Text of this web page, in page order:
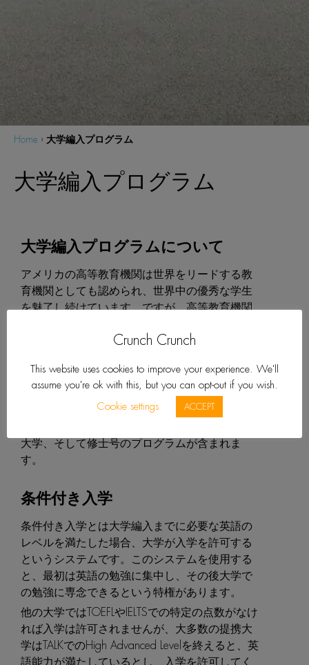
Home › 大学編入プログラム
大学編入プログラム
大学編入プログラムについて
アメリカの高等教育機関は世界をリードする教
育機関としても認められ、世界中の優秀な学生
を魅了し続けています。ですが、高等教育機関
解することは難しく、複雑な仕組みとなってい
生徒の大学編入の手続きを支援しています。詳
細はunistudy.comからご覧ください。
50校以上もの提携機関から選ぶ事ができます。
大学、そして修士号のプログラムが含まれま
す。
条件付き入学
条件付き入学とは大学編入までに必要な英語の
レベルを満たした場合、大学が入学を許可する
というシステムです。このシステムを使用する
と、最初は英語の勉強に集中し、その後大学で
の勉強に専念できるという特権があります。
他の大学ではTOEFLやIELTSでの特定の点数がなけ
れば入学は許可されませんが、大多数の提携大
学はTALKでのHigh Advanced Levelを終えると、英
Crunch Crunch
This website uses cookies to improve your experience. We'll
assume you're ok with this, but you can opt-out if you wish.
Cookie settings
ACCEPT